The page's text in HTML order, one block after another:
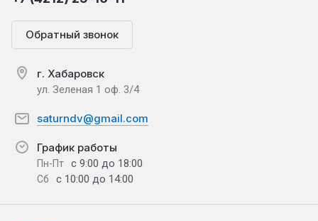
Обратный звонок
г. Хабаровск
ул. Зеленая 1 оф. 3/4
saturndv@gmail.com
График работы
Пн-Пт с 9:00 до 18:00
Сб с 10:00 до 14:00